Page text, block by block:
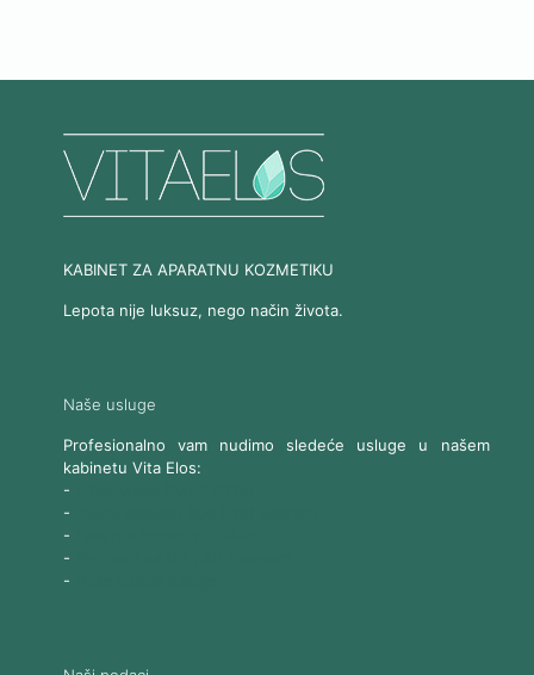
KABINET ZA APARATNU KOZMETIKU
Lepota nije luksuz, nego način života.
Naše usluge
Profesionalno vam nudimo sledeće usluge u našem
kabinetu Vita Elos:
-
-
-
-
-